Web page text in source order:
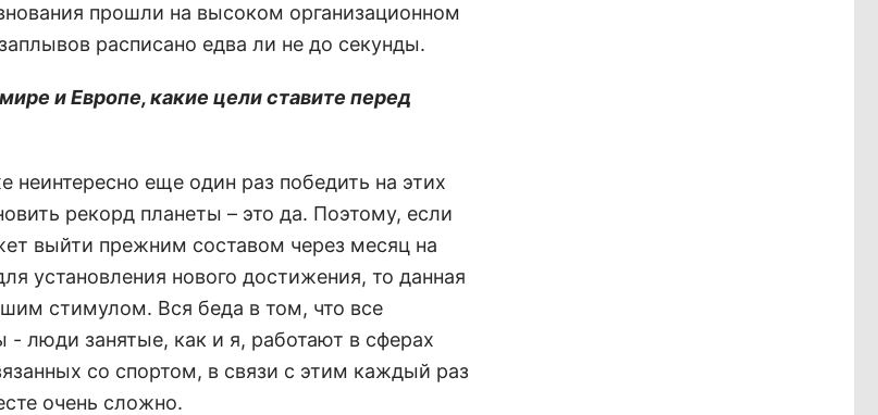
прошли на высоком организационном
расписано едва ли не до секунды.
и Европе, какие цели ставите перед
еще один раз победить на этих
рекорд планеты – это да. Поэтому, если
выйти прежним составом через месяц на
установления нового достижения, то данная
стимулом. Вся беда в том, что все
- люди занятые, как и я, работают в сферах
со спортом, в связи с этим каждый раз
очень сложно.